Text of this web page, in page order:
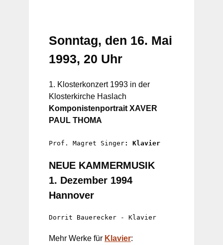
Sonntag, den 16. Mai
1993, 20 Uhr
1. Klosterkonzert 1993 in der
Klosterkirche Haslach
Komponistenportrait XAVER
PAUL THOMA
Prof. Magret Singer: Klavier
NEUE KAMMERMUSIK
1. Dezember 1994
Hannover
Dorrit Bauerecker - Klavier
Mehr Werke für Klavier: